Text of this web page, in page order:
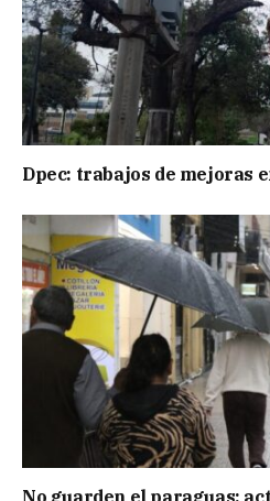
Dpec: trabajos de mejoras
No guarden el paraguas: